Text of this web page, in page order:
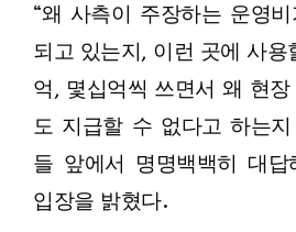
“왜 사측이 주장하는 운영
되고 있는지, 이런 곳에 사
억, 몇십억씩 쓰면서 왜 현
도 지급할 수 없다고 하는
들 앞에서 명명백백히 대답
입장을 밝혔다.